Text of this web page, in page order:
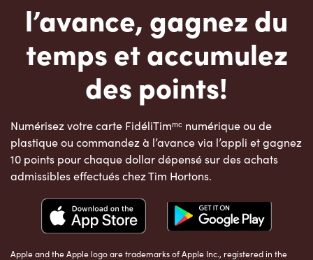
l’avance, gagnez du
temps et accumulez
des points!
Numérisez votre carte FidéliTimᵐᶜ numérique ou de
plastique ou commandez à l’avance via l’appli et gagnez
10 points pour chaque dollar dépensé sur des achats
admissibles effectués chez Tim Hortons.
Apple and the Apple logo are trademarks of Apple Inc., registered in the